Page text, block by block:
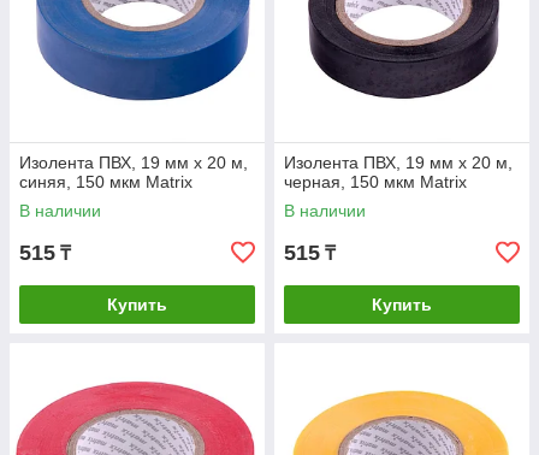
Изолента ПВХ, 19 мм х 20 м,
синяя, 150 мкм Matrix
В наличии
515 ₸
Купить
Изолента ПВХ, 19 мм х 20 м,
черная, 150 мкм Matrix
В наличии
515 ₸
Купить